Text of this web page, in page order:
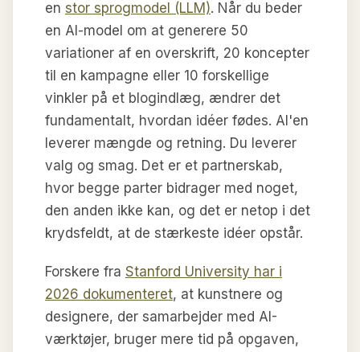
en stor sprogmodel (LLM). Når du beder
en AI-model om at generere 50
variationer af en overskrift, 20 koncepter
til en kampagne eller 10 forskellige
vinkler på et blogindlæg, ændrer det
fundamentalt, hvordan idéer fødes. AI'en
leverer mængde og retning. Du leverer
valg og smag. Det er et partnerskab,
hvor begge parter bidrager med noget,
den anden ikke kan, og det er netop i det
krydsfeldt, at de stærkeste idéer opstår.
Forskere fra Stanford University har i
2026 dokumenteret, at kunstnere og
designere, der samarbejder med AI-
værktøjer, bruger mere tid på opgaven,